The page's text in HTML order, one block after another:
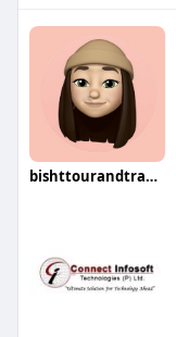
bishttourandtravels